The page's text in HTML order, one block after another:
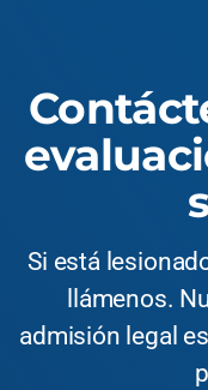
Si está
llámenos.
admisión legal